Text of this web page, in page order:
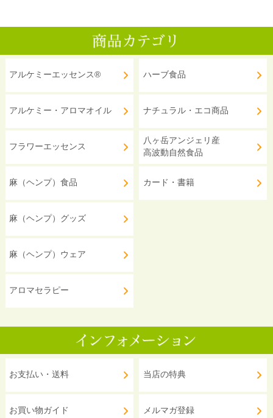
アルケミーエッセンス®
アルケミー・アロマオイル
フラワーエッセンス
麻（ヘンプ）食品
麻（ヘンプ）グッズ
麻（ヘンプ）ウェア
アロマセラピー
ハーブ食品
ナチュラル・エコ商品
八ヶ岳アンジェリ産
高波動自然食品
カード・書籍
お支払い・送料
お買い物ガイド
当店の特典
メルマガ登録